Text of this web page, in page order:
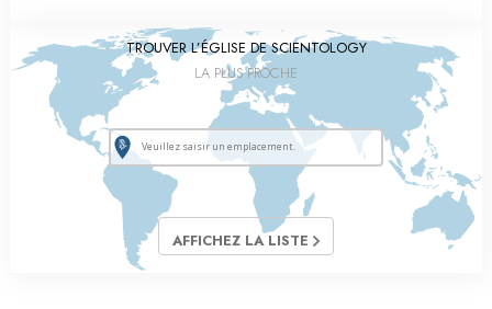
TROUVER L’ÉGLISE DE SCIENTOLOGY
LA PLUS PROCHE
AFFICHEZ LA LISTE